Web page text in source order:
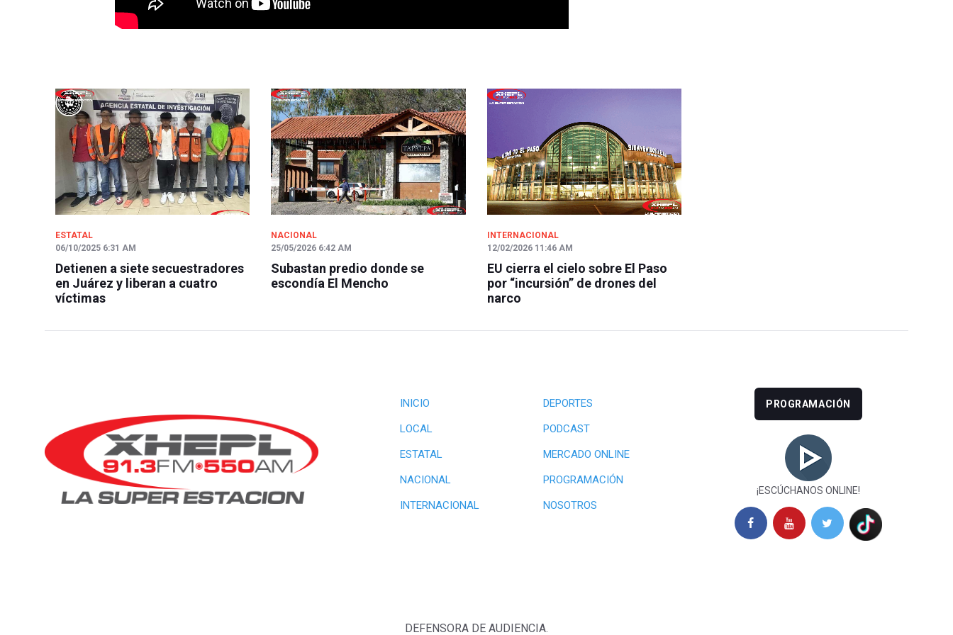
ESTATAL
06/10/2025 6:31 AM
Detienen a siete secuestradores
en Juárez y liberan a cuatro
víctimas
NACIONAL
25/05/2026 6:42 AM
Subastan predio donde se
escondía El Mencho
INTERNACIONAL
12/02/2026 11:46 AM
EU cierra el cielo sobre El Paso
por “incursión” de drones del
narco
INICIO
DEPORTES
LOCAL
PODCAST
ESTATAL
MERCADO ONLINE
NACIONAL
PROGRAMACIÓN
INTERNACIONAL
NOSOTROS
PROGRAMACIÓN
¡ESCÚCHANOS ONLINE!
DEFENSORA DE AUDIENCIA.